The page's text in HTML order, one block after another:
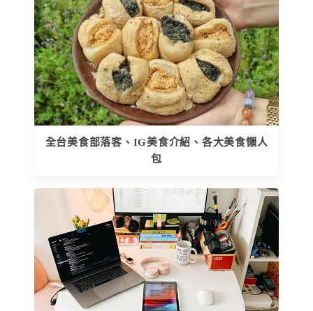
全台美食部落客、IG美食介紹、各大美食懶人
包